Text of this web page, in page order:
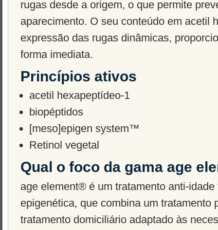
rugas desde a origem, o que permite
aparecimento. O seu conteúdo em acetil
expressão das rugas dinâmicas,
forma imediata.
Princípios ativos
acetil hexapeptídeo-1
biopéptidos
[meso]epigen system™
Retinol vegetal
Qual o foco da gama age
age element® é um tratamento anti-
epigenética, que combina um tratamento
tratamento domiciliário adaptado às